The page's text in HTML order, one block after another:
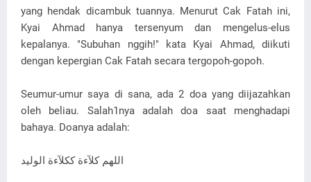
yang hendak dicambuk tuannya. Menurut Cak Fatah ini,
Kyai Ahmad hanya tersenyum dan mengelus-elus
kepalanya. "Subuhan nggih!" kata Kyai Ahmad, diikuti
dengan kepergian Cak Fatah secara tergopoh-gopoh.
Seumur-umur saya di sana, ada 2 doa yang diijazahkan
oleh beliau. Salah1nya adalah doa saat menghadapi
bahaya. Doanya adalah:
اللهم كلآءة ككلآءة الوليد